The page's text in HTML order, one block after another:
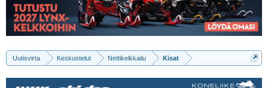
Uutisvirta Keskustelut Nettikelkkailu Kisat